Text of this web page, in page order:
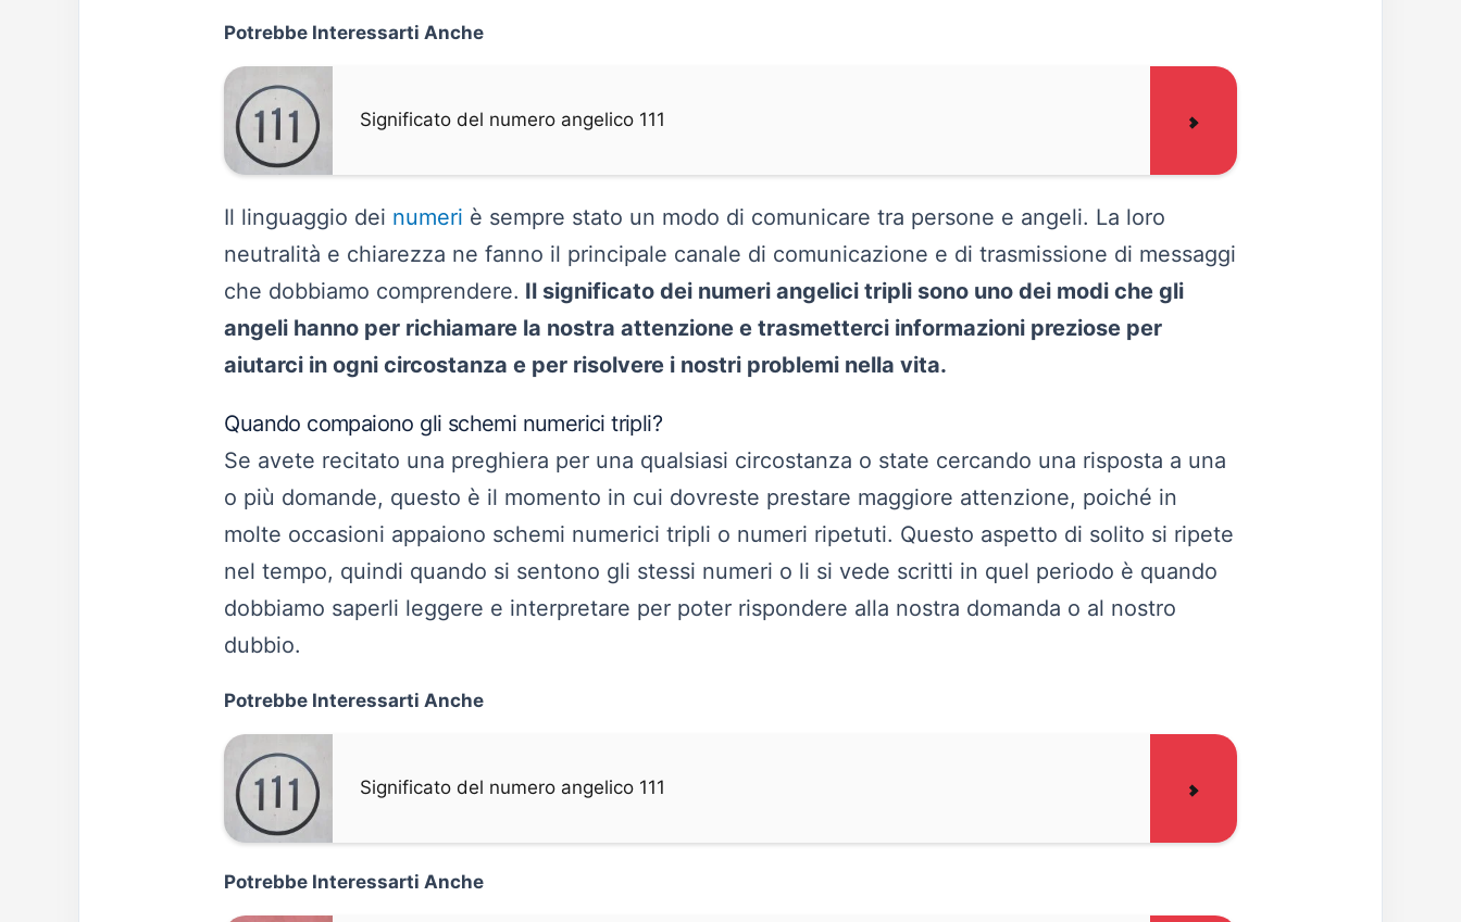
Potrebbe Interessarti Anche
Significato del numero angelico 111
Il linguaggio dei numeri è sempre stato un modo di comunicare tra persone e angeli. La loro
neutralità e chiarezza ne fanno il principale canale di comunicazione e di trasmissione di messaggi
che dobbiamo comprendere. Il significato dei numeri angelici tripli sono uno dei modi che gli
angeli hanno per richiamare la nostra attenzione e trasmetterci informazioni preziose per
aiutarci in ogni circostanza e per risolvere i nostri problemi nella vita.
Quando compaiono gli schemi numerici tripli?
Se avete recitato una preghiera per una qualsiasi circostanza o state cercando una risposta a una
o più domande, questo è il momento in cui dovreste prestare maggiore attenzione, poiché in
molte occasioni appaiono schemi numerici tripli o numeri ripetuti. Questo aspetto di solito si ripete
nel tempo, quindi quando si sentono gli stessi numeri o li si vede scritti in quel periodo è quando
dobbiamo saperli leggere e interpretare per poter rispondere alla nostra domanda o al nostro
dubbio.
Potrebbe Interessarti Anche
Significato del numero angelico 111
Potrebbe Interessarti Anche